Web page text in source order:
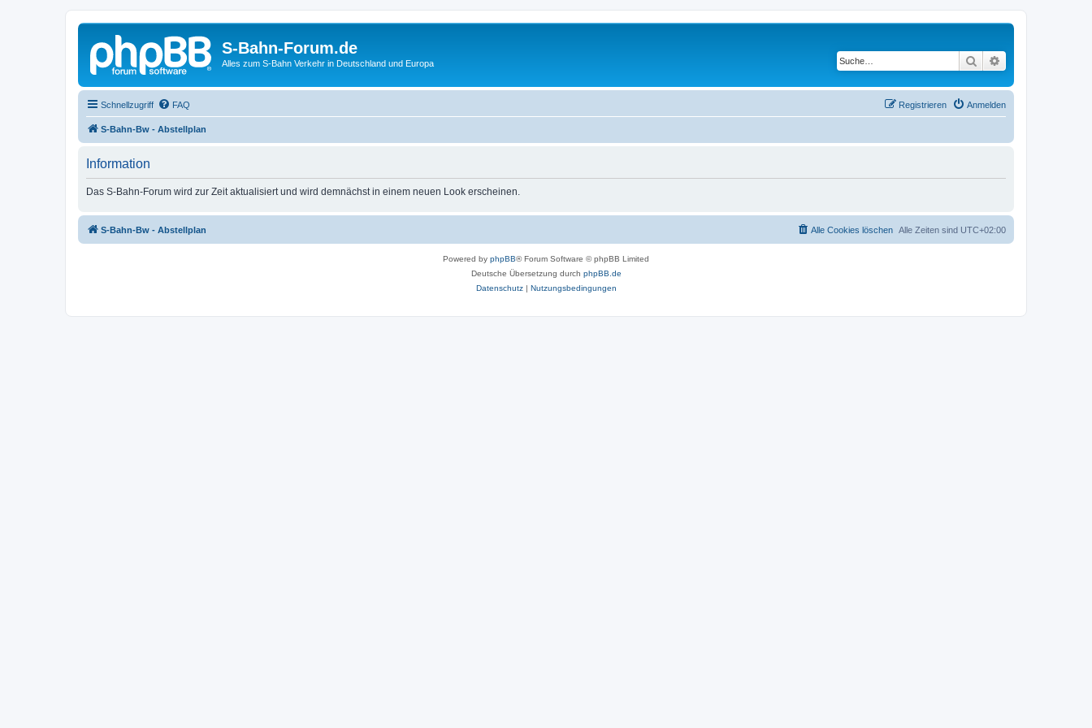
S-Bahn-Forum.de
Alles zum S-Bahn Verkehr in Deutschland und Europa Suche
Schnellzugriff FAQ Anmelden
Registrieren
S-Bahn-Bw - Abstellplan
Information
Das S-Bahn-Forum wird zur Zeit aktualisiert und wird demnächst in einem neuen Look erscheinen.
S-Bahn-Bw - Abstellplan Alle Zeiten sind UTC+02:00
Alle Cookies löschen
Powered by phpBB® Forum Software © phpBB Limited
Deutsche Übersetzung durch phpBB.de
Datenschutz| Nutzungsbedingungen